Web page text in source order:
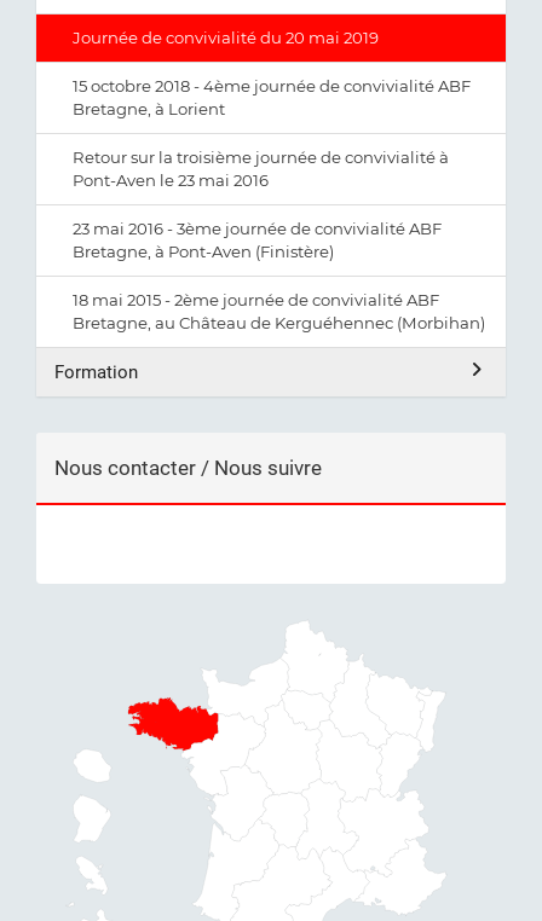
Journée de convivialité du 20 mai 2019
15 octobre 2018 - 4ème journée de convivialité ABF
Bretagne, à Lorient
Retour sur la troisième journée de convivialité à
Pont-Aven le 23 mai 2016
23 mai 2016 - 3ème journée de convivialité ABF
Bretagne, à Pont-Aven (Finistère)
18 mai 2015 - 2ème journée de convivialité ABF
Bretagne, au Château de Kerguéhennec (Morbihan)
Formation
Nous contacter / Nous suivre